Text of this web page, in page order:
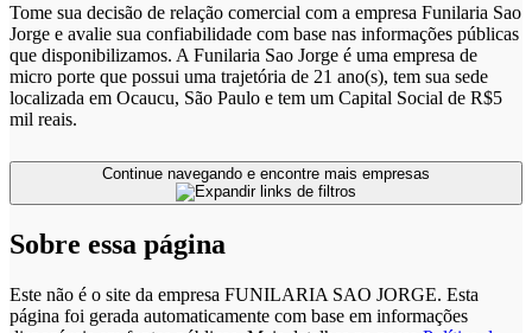
Tome sua decisão de relação comercial com a empresa Funilaria Sao
Jorge e avalie sua confiabilidade com base nas informações públicas
que disponibilizamos. A Funilaria Sao Jorge é uma empresa de
micro porte que possui uma trajetória de 21 ano(s), tem sua sede
localizada em Ocaucu, São Paulo e tem um Capital Social de R$5
mil reais.
Sobre essa página
Este não é o site da empresa FUNILARIA SAO JORGE. Esta
página foi gerada automaticamente com base em informações